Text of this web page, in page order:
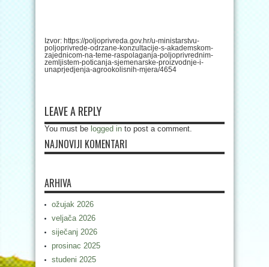
Izvor: https://poljoprivreda.gov.hr/u-ministarstvu-
poljoprivrede-odrzane-konzultacije-s-akademskom-
zajednicom-na-teme-raspolaganja-poljoprivrednim-
zemljistem-poticanja-sjemenarske-proizvodnje-i-
unaprjedjenja-agrookolisnih-mjera/4654
LEAVE A REPLY
You must be logged in to post a comment.
NAJNOVIJI KOMENTARI
ARHIVA
ožujak 2026
veljača 2026
siječanj 2026
prosinac 2025
studeni 2025